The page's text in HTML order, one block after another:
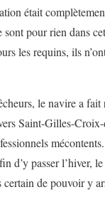
était
sont pour rien dans
les requins, ils
le navire a fait
Saint-Gilles-
d’y passer l’hiver,
certain de pouvoir y